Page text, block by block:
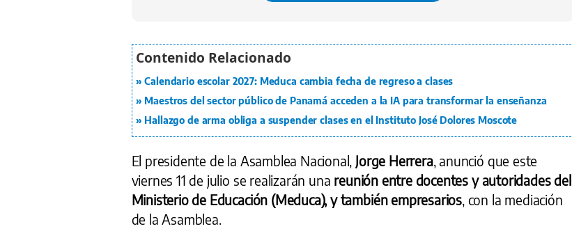
Calendario escolar 2027: Meduca cambia fecha de regreso a clases
Maestros del sector público de Panamá acceden a la IA para transformar la enseñanza
Hallazgo de arma obliga a suspender clases en el Instituto José Dolores Moscote
El presidente de la Asamblea Nacional, Jorge Herrera, anunció que este
viernes 11 de julio se realizarán una reunión entre docentes y autoridades del
Ministerio de Educación (Meduca), y también empresarios , con la mediación
de la Asamblea.